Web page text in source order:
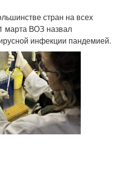
стран на всех
марта ВОЗ назвал
инфекции пандемией.